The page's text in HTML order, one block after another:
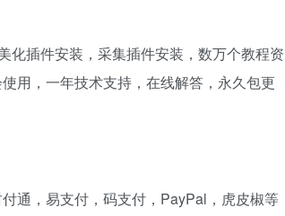
化插件安装，采集插件安装，数万个教程资
用，一年技术支持，在线解答，永久包更
通，易支付，码支付，PayPal，虎皮椒等